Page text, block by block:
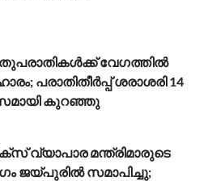
വേഗത്തിൽ
പരാതിതീർപ്പ് ശരാശരി 14
കുറഞ്ഞു
വ്യാപാര മന്ത്രിമാരുടെ
ജയ്പുരിൽ സമാപിച്ചു;